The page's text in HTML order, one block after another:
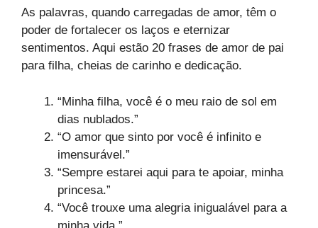
As palavras, quando carregadas de amor, têm o
poder de fortalecer os laços e eternizar
sentimentos. Aqui estão 20 frases de amor de pai
para filha, cheias de carinho e dedicação.
“Minha filha, você é o meu raio de sol em
dias nublados.”
“O amor que sinto por você é infinito e
imensurável.”
“Sempre estarei aqui para te apoiar, minha
princesa.”
“Você trouxe uma alegria inigualável para a